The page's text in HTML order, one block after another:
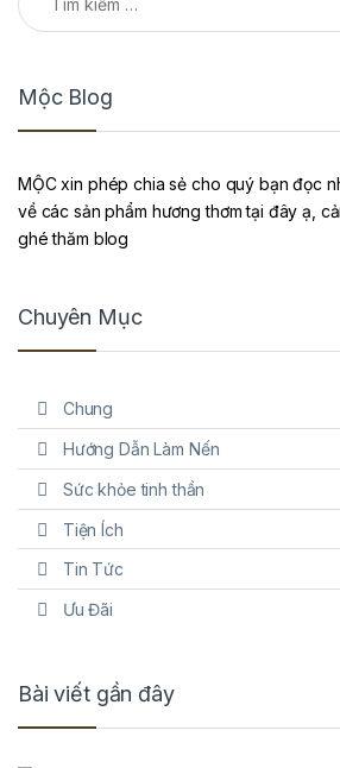
Mộc Blog
MỘC xin phép chia sẻ cho quý bạn đọc
về các sản phẩm hương thơm tại đây ạ,
ghé thăm blog
Chuyên Mục
Chung
Hướng Dẫn Làm Nến
Sức khỏe tinh thần
Tiện Ích
Tin Tức
Ưu Đãi
Bài viết gần đây